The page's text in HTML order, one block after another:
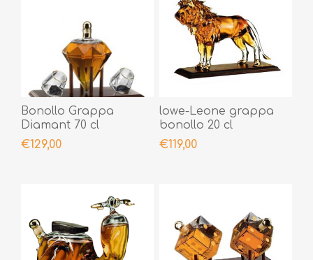
Bonollo Grappa
Diamant 70 cl
€129,00
lowe-Leone grappa
bonollo 20 cl
€119,00